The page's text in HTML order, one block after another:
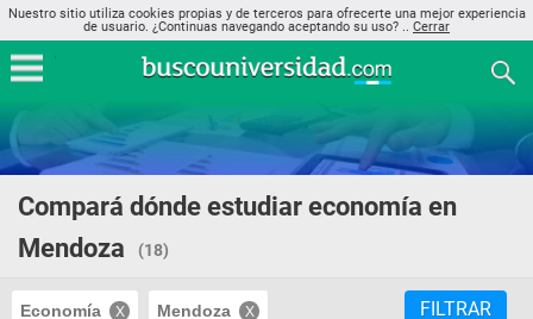
Nuestro sitio utiliza cookies propias y de terceros para ofrecerte una mejor experiencia
de usuario. ¿Continuas navegando aceptando su uso? .. Cerrar
Compará dónde estudiar economía en
Mendoza
(18)
Economía Mendoza FILTRAR